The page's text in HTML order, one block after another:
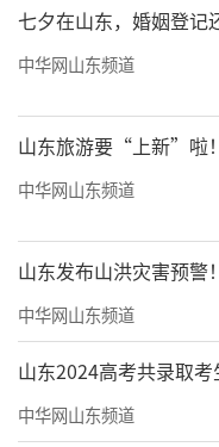
七夕在山东，婚姻登记
中华网山东频道
山东旅游要“上新”啦
中华网山东频道
山东发布山洪灾害预警
中华网山东频道
山东2024高考共录取
中华网山东频道